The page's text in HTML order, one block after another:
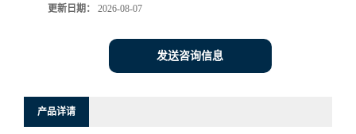
更新日期： 2026-08-07
发送咨询信息
产品详请